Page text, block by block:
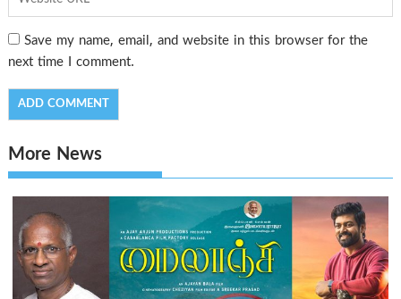
Save my name, email, and website in this browser for the
next time I comment.
More News